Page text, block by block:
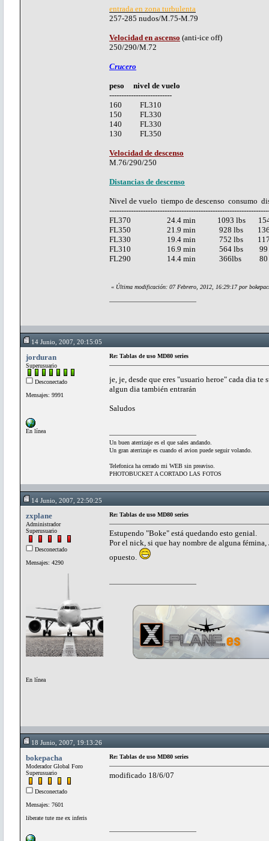
entrada en zona turbulenta
257-285 nudos/M.75-M.79
Velocidad en ascenso (anti-ice off)
250/290/M.72
Crucero
peso nivel de vuelo
--------------------------
160 FL310
150 FL330
140 FL330
130 FL350
Velocidad de descenso
M.76/290/250
Distancias de descenso
Nivel de vuelo tiempo de descenso consumo
FL370 24.4 min 1093 lbs
FL350 21.9 min 928 lbs 136
FL330 19.4 min 752 lbs 117
FL310 16.9 min 564 lbs 99
FL290 14.4 min 366lbs 80
« Última modificación: 07 Febrero, 2012, 16:29:17 por
14 Junio, 2007, 20:15:05
jorduran
Superusuario
Desconectado
Mensajes: 9991
En línea
Re: Tablas de uso MD80 series
je, je, desde que eres "usuario heroe" cada dia
algun dia también entrarán
Saludos
Un buen aterrizaje es el que sales andando.
Un gran aterrizaje es cuando el avion puede seguir volando.
Telefonica ha cerrado mi WEB sin preaviso.
PHOTOBUCKET A CORTADO LAS FOTOS
14 Junio, 2007, 22:50:25
zxplane
Administrador
Superusuario
Desconectado
Mensajes: 4290
En línea
Re: Tablas de uso MD80 series
Estupendo "Boke" está quedando esto genial.
Por el nick, si que hay nombre de alguna
opuesto.
18 Junio, 2007, 19:13:26
bokepacha
Moderador Global Foro
Superusuario
Desconectado
Mensajes: 7601
liberate tute me ex inferis
Re: Tablas de uso MD80 series
modificado 18/6/07